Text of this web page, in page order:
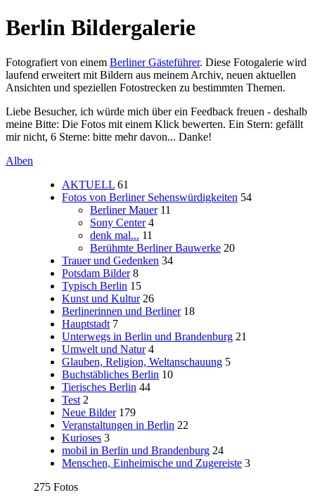
Berlin Bildergalerie
Fotografiert von einem Berliner Gästeführer. Diese Fotogalerie wird
laufend erweitert mit Bildern aus meinem Archiv, neuen aktuellen
Ansichten und speziellen Fotostrecken zu bestimmten Themen.
Liebe Besucher, ich würde mich über ein Feedback freuen - deshalb
meine Bitte: Die Fotos mit einem Klick bewerten. Ein Stern: gefällt
mir nicht, 6 Sterne: bitte mehr davon... Danke!
Alben
AKTUELL 61
Fotos von Berliner Sehenswürdigkeiten 54
Berliner Mauer 11
Sony Center 4
denk mal... 11
Berühmte Berliner Bauwerke 20
Trauer und Gedenken 34
Potsdam Bilder 8
Typisch Berlin 15
Kunst und Kultur 26
Berlinerinnen und Berliner 18
Hauptstadt 7
Unterwegs in Berlin und Brandenburg 21
Umwelt und Natur 4
Glauben, Religion, Weltanschauung 5
Buchstäbliches Berlin 10
Tierisches Berlin 44
Test 2
Neue Bilder 179
Veranstaltungen in Berlin 22
Kurioses 3
mobil in Berlin und Brandenburg 24
Menschen, Einheimische und Zugereiste 3
275 Fotos